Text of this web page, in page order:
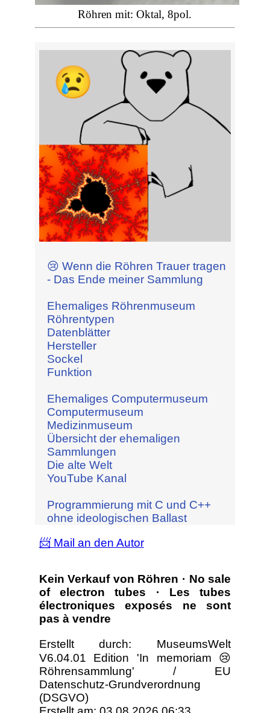
Röhren mit: Oktal, 8pol.
😢 Wenn die Röhren Trauer tragen
- Das Ende meiner Sammlung
Ehemaliges Röhrenmuseum
Röhrentypen
Datenblätter
Hersteller
Sockel
Funktion
Ehemaliges Computermuseum
Computermuseum
Medizinmuseum
Übersicht der ehemaligen
Sammlungen
Die alte Welt
YouTube Kanal
Programmierung mit C und C++
ohne ideologischen Ballast
📨 Mail an den Autor
Kein Verkauf von Röhren · No sale
of electron tubes · Les tubes
électroniques exposés ne sont
pas à vendre
Erstellt durch: MuseumsWelt
V6.04.01 Edition 'In memoriam 😢
Röhrensammlung' / EU
Datenschutz-Grundverordnung
(DSGVO)